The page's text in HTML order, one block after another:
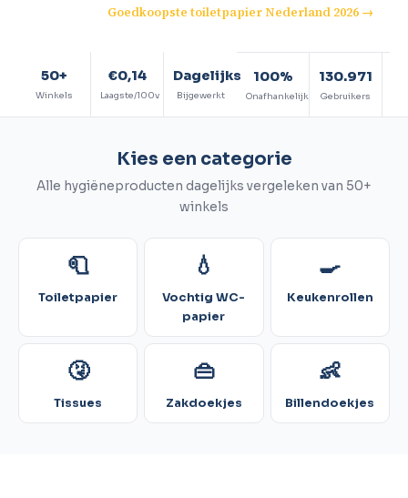
Goedkoopste toiletpapier Nederland 2026 →
50+
Winkels
€0,14
Laagste/100v
Dagelijks
Bijgewerkt
100%
Onafhankelijk
130.971
Gebruikers
Kies een categorie
Alle hygiëneproducten dagelijks vergeleken van 50+
winkels
🧻
Toiletpapier
💧
Vochtig WC-
papier
🍳
Keukenrollen
🤧
Tissues
👜
Zakdoekjes
👶
Billendoekjes